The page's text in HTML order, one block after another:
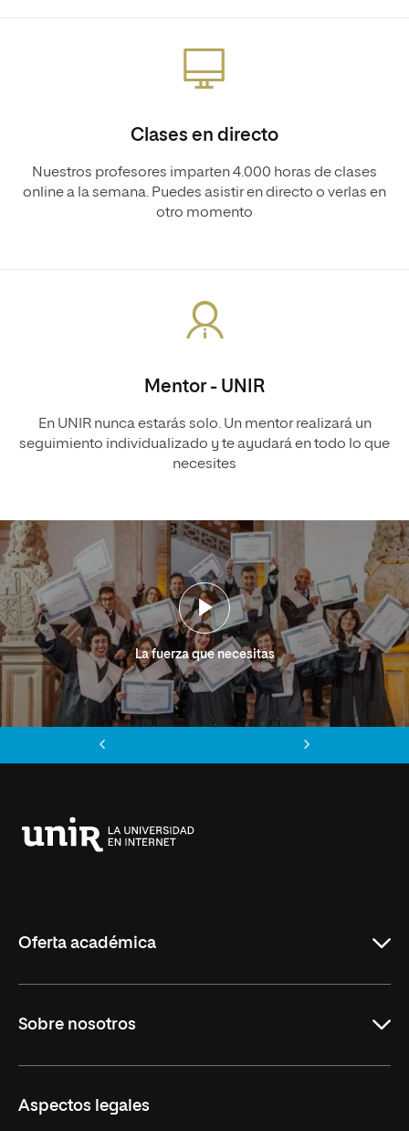
Clases en directo
Nuestros profesores imparten 4.000 horas de clases
online a la semana. Puedes asistir en directo o verlas en
otro momento
Mentor - UNIR
En UNIR nunca estarás solo. Un mentor realizará un
seguimiento individualizado y te ayudará en todo lo que
necesites
La fuerza que necesitas
Oferta académica
Másteres Oficiales
Doctorados
Sobre nosotros
Facultades
Aspectos legales